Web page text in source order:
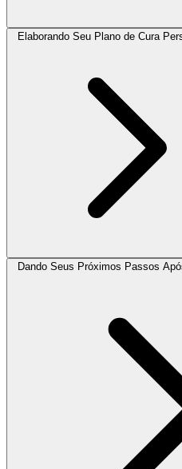
Elaborando Seu Plano de Cura
Dando Seus Próximos Passos